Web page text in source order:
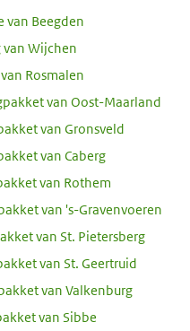
van Beegden
van Wijchen
Rosmalen
van Oost-Maarland
van Gronsveld
van Caberg
van Rothem
van 's-Gravenvoeren
van St. Pietersberg
van St. Geertruid
van Valkenburg
van Sibbe